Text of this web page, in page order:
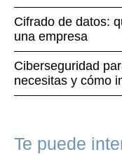
Cifrado de datos:
una empresa
Ciberseguridad
necesitas y cómo
Te puede